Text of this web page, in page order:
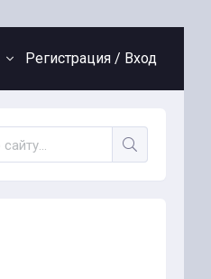
Регистрация / Вход